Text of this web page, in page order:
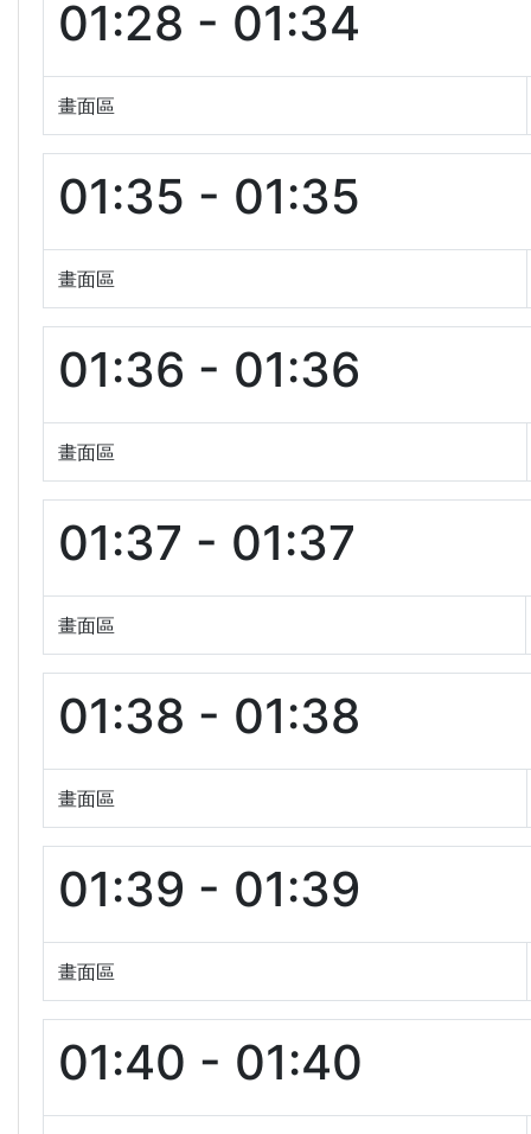
01:28 - 01:34
畫面區
01:35 - 01:35
畫面區
01:36 - 01:36
畫面區
01:37 - 01:37
畫面區
01:38 - 01:38
畫面區
01:39 - 01:39
畫面區
01:40 - 01:40